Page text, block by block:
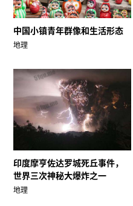
中国小镇青年群像和生活形态
地理
印度摩亨佐达罗城死丘事件，
世界三次神秘大爆炸之一
地理